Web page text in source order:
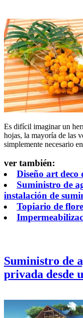
Es difícil imaginar un
hojas, la mayoría de las
simplemente necesario
ver también:
Diseño art deco
Suministro de
instalación de
Topiario de
Suministro de
privada desde